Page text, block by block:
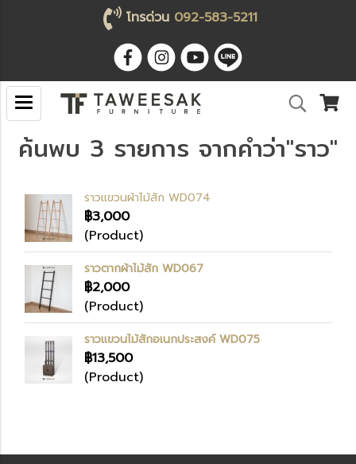
โทรด่วน 092-583-5211
ค้นพบ 3 รายการ จากคำว่า"ราว"
ราวแขวนผ้าไม้สัก WD074
฿3,000
(Product)
ราวตากผ้าไม้สัก WD067
฿2,000
(Product)
ราวแขวนไม้สักอเนกประสงค์ WD075
฿13,500
(Product)